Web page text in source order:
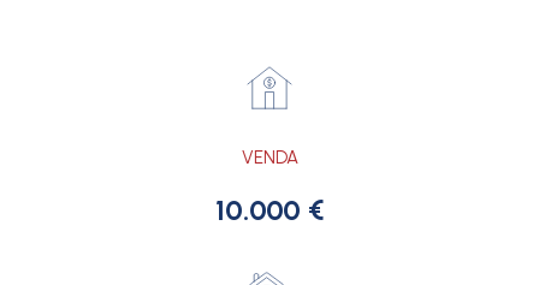
VENDA
10.000 €